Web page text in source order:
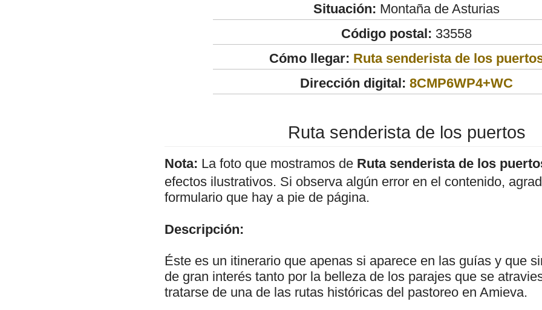
Situación: Montaña de Asturias
Código postal: 33558
Cómo llegar: Ruta senderista de los
Dirección digital: 8CMP6WP4+WC
Ruta senderista de los puertos
Nota: La foto que mostramos de Ruta senderista de los
efectos ilustrativos. Si observa algún error en el contenido,
formulario que hay a pie de página.
Descripción:
Éste es un itinerario que apenas si aparece en las guías y que
de gran interés tanto por la belleza de los parajes que se
tratarse de una de las rutas históricas del pastoreo en Amieva.